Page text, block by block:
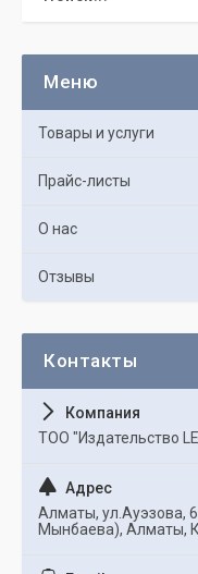
Товары и услуги
Прайс-листы
О нас
Отзывы
ТОО "Издательство
Алматы, ул.Ауэзова,
Мынбаева), Алматы,